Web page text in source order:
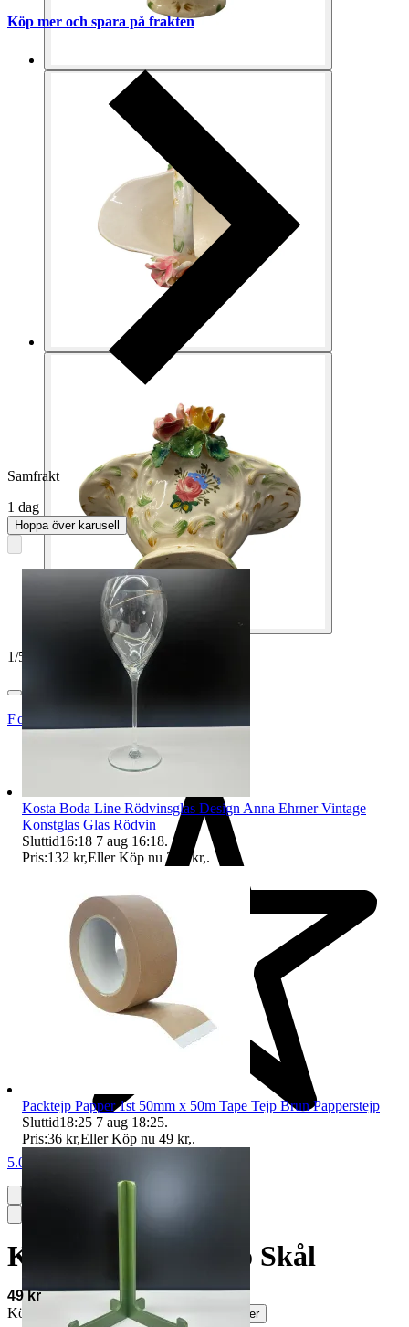
1/5
Footly
5.0
Korg Vintage Retro Skål
49 kr
Köparskydd är valfritt hos företag.
Läs mer
Köp mer och spara på frakten
Samfrakt
1 dag
Hoppa över karusell
Kosta Boda Line Rödvinsglas Design Anna Ehrner Vintage
Konstglas Glas Rödvin
Sluttid16:18 7 aug 16:18.
Pris:132 kr,Eller Köp nu 350 kr,.
Packtejp Papper 1st 50mm x 50m Tape Tejp Brun Papperstejp
Sluttid18:25 7 aug 18:25.
Pris:36 kr,Eller Köp nu 49 kr,.